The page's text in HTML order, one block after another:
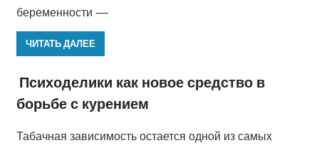
беременности —
ЧИТАТЬ ДАЛЕЕ
Психоделики как новое средство в
борьбе с курением
Табачная зависимость остается одной из самых